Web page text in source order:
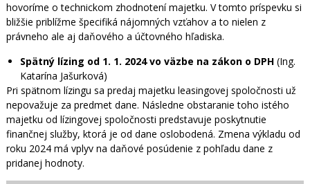
hovoríme o technickom zhodnotení majetku. V tomto príspevku si
bližšie priblížme špecifiká nájomných vzťahov a to nielen z
právneho ale aj daňového a účtovného hľadiska.
Spätný lízing od 1. 1. 2024 vo väzbe na zákon o DPH(Ing.
Katarína Jašurková)
Pri spätnom lízingu sa predaj majetku leasingovej spoločnosti už
nepovažuje za predmet dane. Následne obstaranie toho istého
majetku od lízingovej spoločnosti predstavuje poskytnutie
finančnej služby, ktorá je od dane oslobodená. Zmena výkladu od
roku 2024 má vplyv na daňové posúdenie z pohľadu dane z
pridanej hodnoty.